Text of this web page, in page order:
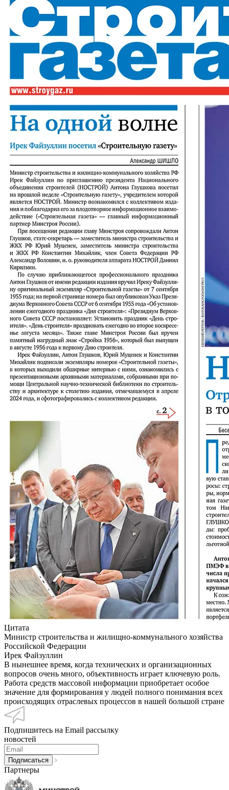
Цитата
Министр строительства и жилищно-коммунального хозяйства
Российской Федерации
Ирек Файзуллин
В нынешнее время, когда технических и организационных
вопросов очень много, объективность играет ключевую роль.
Работа средств массовой информации приобретает особое
значение для формирования у людей полного понимания всех
происходящих отраслевых процессов в нашей большой стране
Подпишитесь на Email рассылку
новостей
Партнеры